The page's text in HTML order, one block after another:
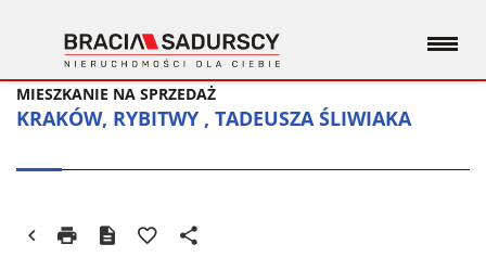
KRAKÓW, RYBITWY , TADEUSZA ŚLIWIAKA
MIESZKANIE NA SPRZEDAŻ